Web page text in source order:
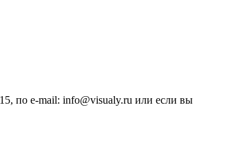
по e-mail: info@visualy.ru или если вы